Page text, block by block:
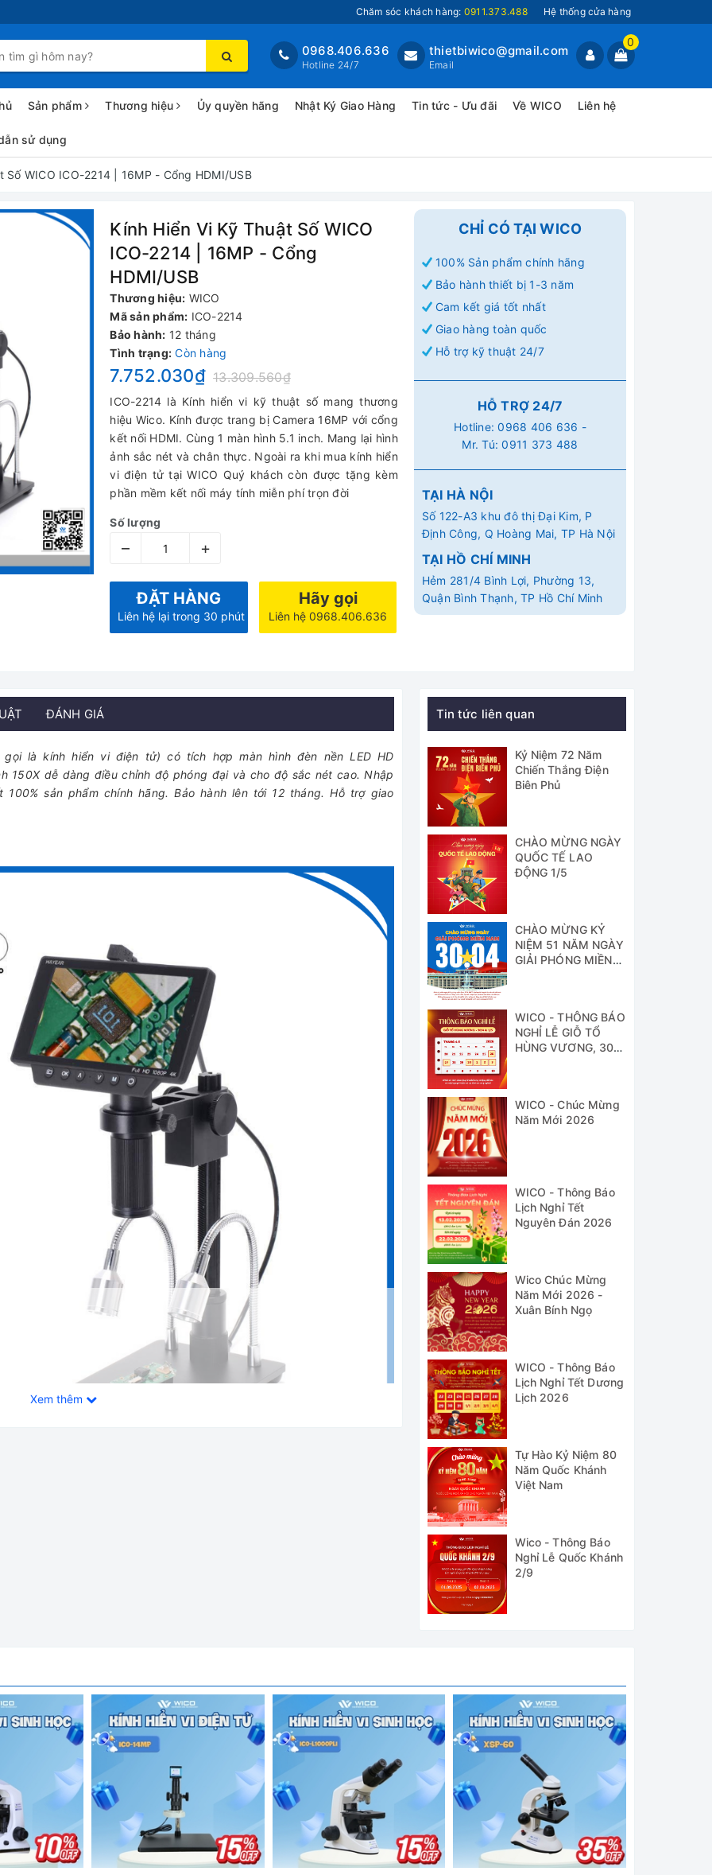
Chăm sóc khách hàng: 0911.373.488 Hệ thống cửa hàng
0
thietbiwico@gmail.com
Email
0968.406.636
Hotline 24/7
Sản phẩm Thương hiệu Ủy quyền hãng Nhật Ký Giao Hàng Tin tức - Ưu đãi Về WICO Liên hệ
sử dụng
Số WICO ICO-2214 | 16MP - Cổng HDMI/USB
Kính Hiển Vi Kỹ Thuật Số WICO
ICO-2214 | 16MP - Cổng
HDMI/USB
Thương hiệu: WICO
Mã sản phẩm: ICO-2214
Bảo hành: 12 tháng
Tình trạng: Còn hàng
7.752.030₫ 13.309.560₫
ICO-2214 là Kính hiển vi kỹ thuật số mang thương
hiệu Wico. Kính được trang bị Camera 16MP với cổng
kết nối HDMI. Cùng 1 màn hình 5.1 inch. Mang lại hình
ảnh sắc nét và chân thực. Ngoài ra khi mua kính hiển
vi điện tử tại WICO Quý khách còn được tặng kèm
phần mềm kết nối máy tính miễn phí trọn đời
Số lượng
– +
ĐẶT HÀNG
Liên hệ lại trong 30 phút
Hãy gọi
Liên hệ 0968.406.636
CHỈ CÓ TẠI WICO
100% Sản phẩm chính hãng
Bảo hành thiết bị 1-3 năm
Cam kết giá tốt nhất
Giao hàng toàn quốc
Hỗ trợ kỹ thuật 24/7
HỖ TRỢ 24/7
Hotline:0968 406 636 -
Mr. Tú:0911 373 488
TẠI HÀ NỘI
Số 122-A3 khu đô thị Đại Kim, P
Định Công, Q Hoàng Mai, TP Hà Nội
TẠI HỒ CHÍ MINH
Hẻm 281/4 Bình Lợi, Phường 13,
Quận Bình Thạnh, TP Hồ Chí Minh
ĐÁNH GIÁ
là kính hiển vi điện tử) có tích hợp màn hình đèn nền LED HD
150X dễ dàng điều chỉnh độ phóng đại và cho độ sắc nét cao. Nhập
sản phẩm chính hãng. Bảo hành lên tới 12 tháng. Hỗ trợ giao
4032x3024, Tối thiểu 640x480
； 720P 120 @ fps ； Max 240f / s (VGA）
Xem thêm
Tin tức liên quan
Kỷ Niệm 72 Năm
Chiến Thắng Điện
Biên Phủ
CHÀO MỪNG NGÀY
QUỐC TẾ LAO
ĐỘNG 1/5
CHÀO MỪNG KỶ
NIỆM 51 NĂM NGÀY
GIẢI PHÓNG MIỀN
WICO - THÔNG BÁO
NGHỈ LỄ GIỖ TỔ
HÙNG VƯƠNG, 30/4
WICO - Chúc Mừng
Năm Mới 2026
WICO - Thông Báo
Lịch Nghỉ Tết
Nguyên Đán 2026
Wico Chúc Mừng
Năm Mới 2026 -
Xuân Bính Ngọ
WICO - Thông Báo
Lịch Nghỉ Tết Dương
Lịch 2026
Tự Hào Kỷ Niệm 80
Năm Quốc Khánh
Việt Nam
Wico - Thông Báo
Nghỉ Lễ Quốc Khánh
2/9